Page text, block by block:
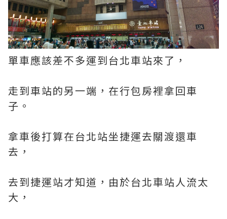
單車應該差不多運到台北車站來了，
走到車站的另一端，在行包房裡拿回車
子。
拿車後打算在台北站坐捷運去關渡還車
去，
去到捷運站才知道，由於台北車站人流太
大，